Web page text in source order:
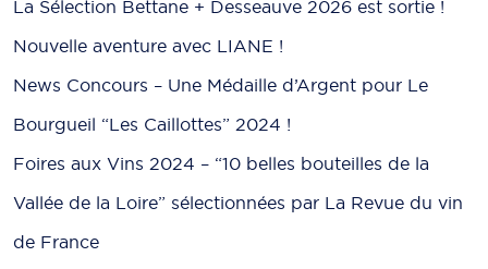
La Sélection Bettane + Desseauve 2026 est sortie !
Nouvelle aventure avec LIANE !
News Concours – Une Médaille d’Argent pour Le
Bourgueil “Les Caillottes” 2024 !
Foires aux Vins 2024 – “10 belles bouteilles de la
Vallée de la Loire” sélectionnées par La Revue du vin
de France